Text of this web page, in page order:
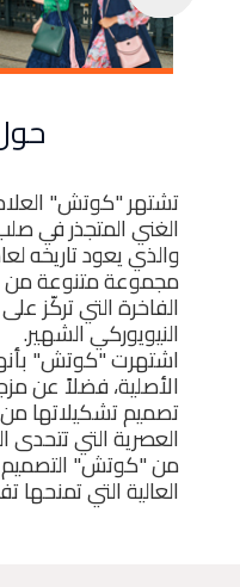
تحدث
بأمان
تشتهر "كوتش"
الغني المتجذر في
مجموعة متنوعة من
الفاخرة التي تركّز
النيويوركي الشهير.
اشتهرت "كوتش"
الأصلية، فضلاً عن
تصميم تشكيلاتها
العصرية التي
من "كوتش" التصميم
العالية التي تمنحها